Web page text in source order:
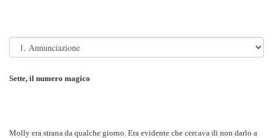
Sette, il numero magico
Molly era strana da qualche giorno. Era evidente che cercava di non darlo a